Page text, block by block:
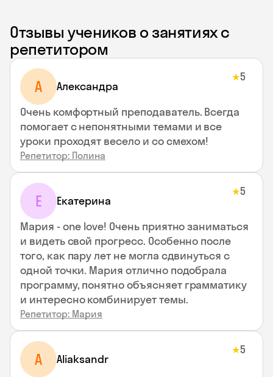
Отзывы учеников о занятиях с
репетитором
A Aлександра
★5
Очень комфортный преподаватель. Всегда
помогает с непонятными темами и все
уроки проходят весело и со смехом!
Репетитор: Полина
Е Екатерина
★5
Мария - one love! Очень приятно заниматься
и видеть свой прогресс. Особенно после
того, как пару лет не могла сдвинуться с
одной точки. Мария отлично подобрала
программу, понятно объясняет грамматику
и интересно комбинирует темы.
Репетитор: Мария
A Aliaksandr
★5